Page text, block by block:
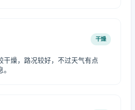
干燥
干燥，路况较好，不过天气有点